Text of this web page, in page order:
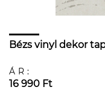
Bézs vinyl dekor
ÁR:
16 990 Ft